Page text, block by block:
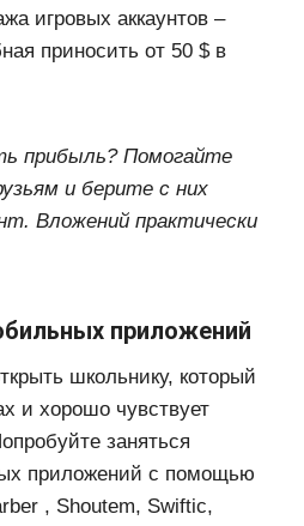
игровых аккаунтов –
приносить от 50 $ в
прибыль? Помогайте
и берите с них
Вложений практически
приложений
школьнику, который
и хорошо чувствует
заняться
приложений с помощью
, Shoutem, Swiftic,